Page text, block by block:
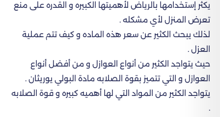
يكثر إستخدامها بالرياض لأهميتها الكبيره و القدره على منع
تعرض المنزل لأي مشكله .
لذلك يبحث الكثير عن سعر هذه الماده و كيف تتم عملية
العزل .
حيث يتواجد الكثير من أنواع العوازل و من أفضل أنواع
العوازل و التي تتميز بقوة الصلابه مادة البولي يوريثان .
يتواجد الكثير من المواد التي لها أهميه كبيره و قوة الصلابه
.